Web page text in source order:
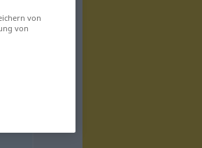
von
von